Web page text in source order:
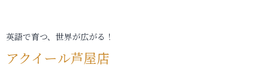
英語で育つ、世界が広がる！
アクイール芦屋店